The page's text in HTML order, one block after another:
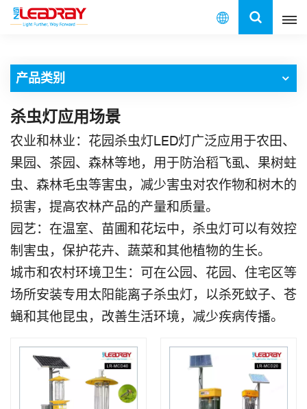
中
español
العربية
中文
产品类别
杀虫灯应用场景
农业和林业：花园杀虫灯LED灯广泛应用于农田、
果园、茶园、森林等地，用于防治稻飞虱、果树蛀
虫、森林毛虫等害虫，减少害虫对农作物和树木的
损害，提高农林产品的产量和质量。
园艺：在温室、苗圃和花坛中，杀虫灯可以有效控
制害虫，保护花卉、蔬菜和其他植物的生长。
城市和农村环境卫生：可在公园、花园、住宅区等
场所安装专用太阳能离子杀虫灯，以杀死蚊子、苍
蝇和其他昆虫，改善生活环境，减少疾病传播。